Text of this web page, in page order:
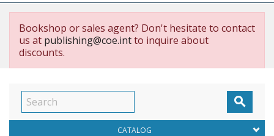
Bookshop or sales agent? Don't hesitate to contact
us at publishing@coe.intto inquire about
discounts.

CATALOG